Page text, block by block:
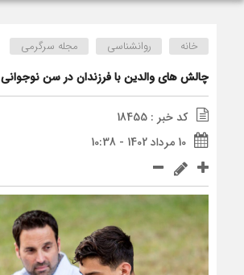
خانه روانشناسی مجله سرگرمی
چالش های والدین با فرزندان در سن نوجوانی
کد خبر : 18455
10 مرداد 1402 - 10:38